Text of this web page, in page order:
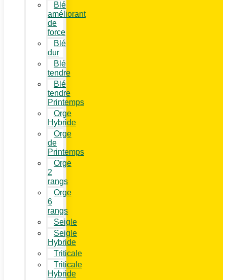
Blé
améliorant
de
force
Blé
dur
Blé
tendre
Blé
tendre
Printemps
Orge
Hybride
Orge
de
Printemps
Orge
2
rangs
Orge
6
rangs
Seigle
Seigle
Hybride
Triticale
Triticale
Hybride